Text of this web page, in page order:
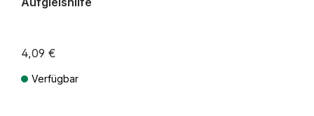
4,09 €
Verfügbar